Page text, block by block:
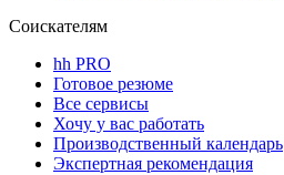
Соискателям
hh PRO
Готовое резюме
Все сервисы
Хочу у вас работать
Производственный календарь
Экспертная рекомендация